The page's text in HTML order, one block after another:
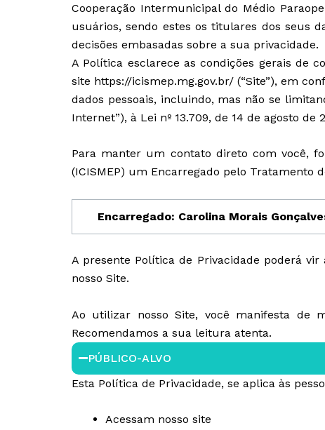
Cooperação Intermunicipal do Médio
usuários, sendo estes os titulares dos seus
decisões embasadas sobre a sua privacidade.
A Política esclarece as condições gerais de
site https://icismep.mg.gov.br/ (“Site”), em
dados pessoais, incluindo, mas não se
Internet”), à Lei nº 13.709, de 14 de agosto de
Para manter um contato direto com você,
(ICISMEP) um Encarregado pelo Tratamento
Encarregado: Carolina Morais
A presente Política de Privacidade poderá
nosso Site.
Ao utilizar nosso Site, você manifesta de
Recomendamos a sua leitura atenta.
PÚBLICO-ALVO
Esta Política de Privacidade, se aplica às
Acessam nosso site